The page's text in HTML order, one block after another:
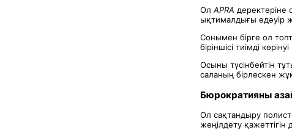
Ол APRA деректеріне
ықтималдығы едәуір
Сонымен бірге ол
біріншісі тиімді
Осыны түсінбейтін
саланың бірлескен
Бюрократияны
Ол сақтандыру
жеңілдету қажеттігін